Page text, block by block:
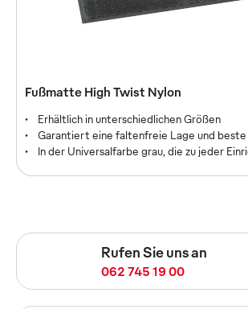
Mewa Borstenmatte
Erhältlich in unterschiedlichen Größen
Hervorragende Leistung bei stark
Spezielle Rückseitenbeschichtung sorgt
Fußmatte High Twist Nylon
Erhältlich in unterschiedlichen Größen
Garantiert eine faltenfreie Lage und
In der Universalfarbe grau, die zu jeder
Rufen Sie uns an
062 745 19 00